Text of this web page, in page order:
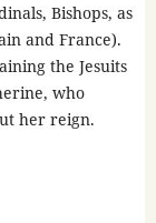
Bishops, as
and France).
the Jesuits
who
her reign.